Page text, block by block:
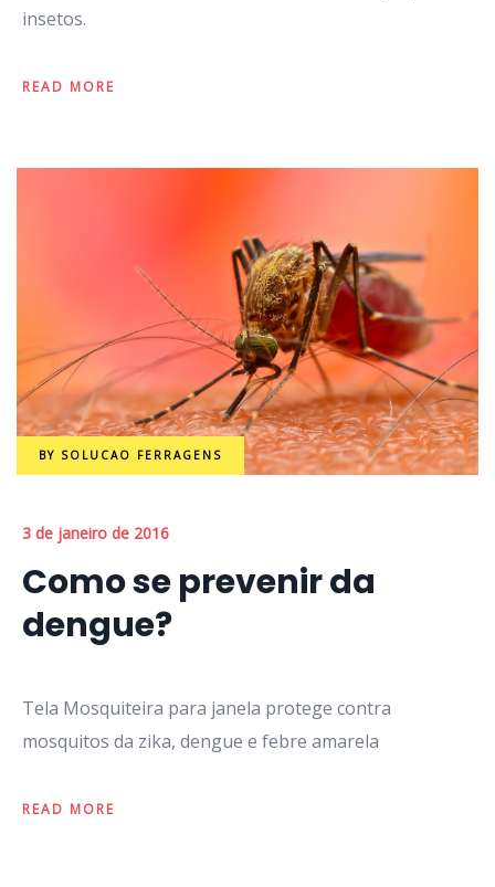
insetos.
READ MORE
BY SOLUCAO FERRAGENS
3 de janeiro de 2016
Como se prevenir da
dengue?
Tela Mosquiteira para janela protege contra
mosquitos da zika, dengue e febre amarela
READ MORE